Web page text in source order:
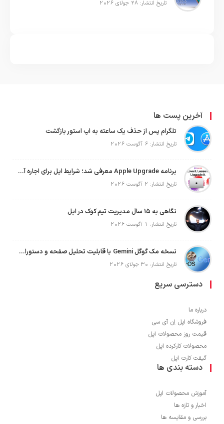
تاریخ انتشار: 28 جولای 2026
آخرین پست ها
تلگرام پس از حذف یک ساعته به اپ استور بازگشت
تاریخ انتشار: 6 آگوست 2026
برنامه Apple Upgrade معرفی شد؛ شرایط اپل برای اجاره آیفون، آیپد، مک و اپل واچ
تاریخ انتشار: 2 آگوست 2026
نگاهی به ۱۵ سال مدیریت تیم کوک در اپل
تاریخ انتشار: 1 آگوست 2026
نسخه مک گوگل Gemini با قابلیت تحلیل صفحه و دستورات صوتی در به‌روزرسانی جدید
تاریخ انتشار: 30 جولای 2026
دسترسی سریع
درباره ما
فروشگاه اپل اِن آی سی
قیمت روز محصولات اپل
محصولات کارکرده اپل
گیفت کارت اپل
دسته بندی ها
آموزش محصولات اپل
اخبار و تازه ها
بررسی و مقایسه ها